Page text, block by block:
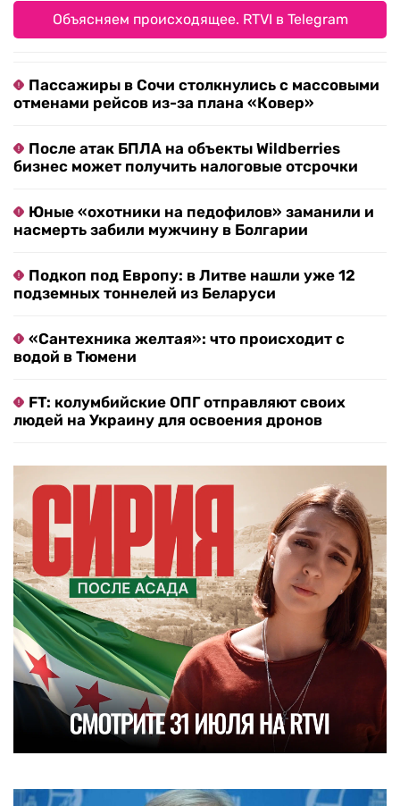
Объясняем происходящее. RTVI в Telegram
Пассажиры в Сочи столкнулись с массовыми
отменами рейсов из-за плана «Ковер»
После атак БПЛА на объекты Wildberries
бизнес может получить налоговые отсрочки
Юные «охотники на педофилов» заманили и
насмерть забили мужчину в Болгарии
Подкоп под Европу: в Литве нашли уже 12
подземных тоннелей из Беларуси
«Сантехника желтая»: что происходит с
водой в Тюмени
FT: колумбийские ОПГ отправляют своих
людей на Украину для освоения дронов